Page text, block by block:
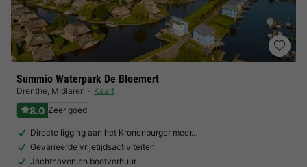
Summio Waterpark De Bloemert
Drenthe, Midlaren Kaart
8.0 Zeer goed
Directe ligging aan het Kronenburger meer…
Gevarieerde vrijetijdsactiviteiten
Jachthaven en bootverhuur